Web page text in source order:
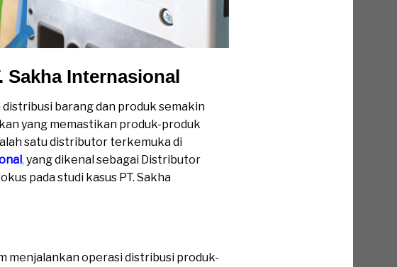
Internasional
barang dan produk semakin
yang memastikan produk-produk
satu distributor terkemuka di
, yang dikenal sebagai Distributor
pada studi kasus PT. Sakha
menjalankan operasi distribusi produk-